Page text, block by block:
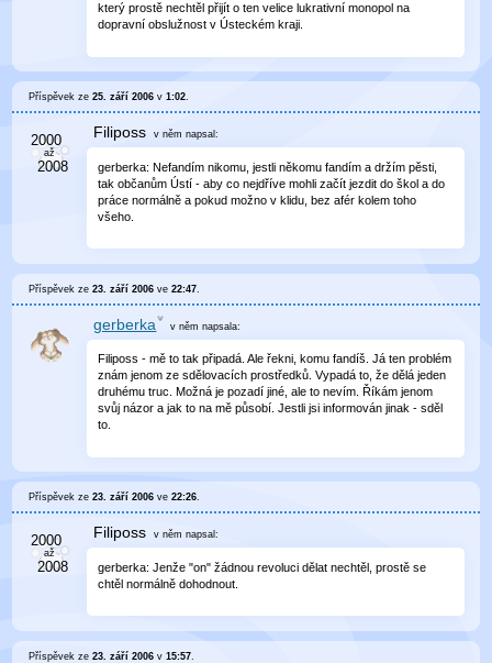
který prostě nechtěl přijít o ten velice lukrativní monopol na
dopravní obslužnost v Ústeckém kraji.
Příspěvek ze25. září 2006 v1:02.
Filiposs v něm napsal:
gerberka: Nefandím nikomu, jestli někomu fandím a držím pěsti,
tak občanům Ústí - aby co nejdříve mohli začít jezdit do škol a do
práce normálně a pokud možno v klidu, bez afér kolem toho
všeho.
Příspěvek ze23. září 2006 ve22:47
gerberka v něm napsala:
Filiposs - mě to tak připadá. Ale řekni, komu fandíš. Já ten problém
znám jenom ze sdělovacích prostředků. Vypadá to, že dělá jeden
druhému truc. Možná je pozadí jiné, ale to nevím. Říkám jenom
svůj názor a jak to na mě působí. Jestli jsi informován jinak - sděl
to.
Příspěvek ze23. září 2006 ve22:26.
Filiposs v něm napsal:
gerberka: Jenže "on" žádnou revoluci dělat nechtěl, prostě se
chtěl normálně dohodnout.
Příspěvek ze23. září 2006 v15:57